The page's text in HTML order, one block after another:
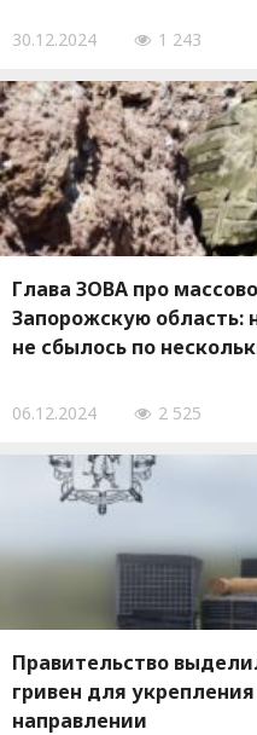
30.12.2024 1 243
Глава ЗОВА про
Запорожскую область:
не сбылось по
06.12.2024 2 525
Правительство
гривен для
направлении